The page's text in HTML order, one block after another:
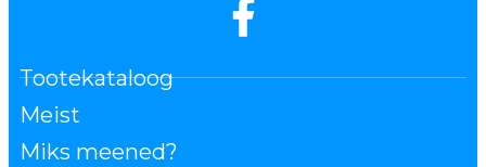
Tootekataloog
Meist
Miks meened?